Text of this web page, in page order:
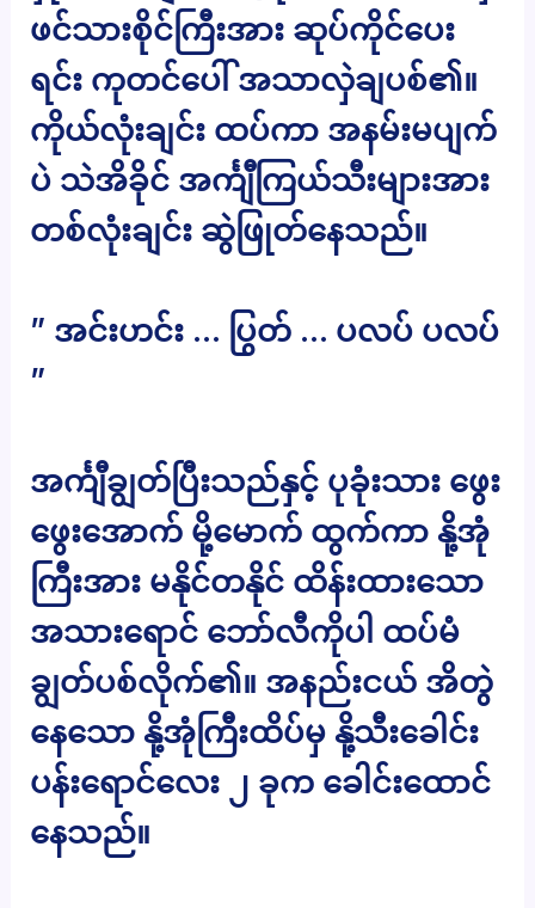
ဖင်သားစိုင်ကြီးအား ဆုပ်ကိုင်ပေး
ရင်း ကုတင်ပေါ် အသာလှဲချပစ်၏။
ကိုယ်လုံးချင်း ထပ်ကာ အနမ်းမပျက်
ပဲ သဲအိခိုင် အင်္ကျီကြယ်သီးများအား
တစ်လုံးချင်း ဆွဲဖြုတ်နေသည်။
” အင်းဟင်း … ပြွတ် … ပလပ် ပလပ်
”
အင်္ကျီချွတ်ပြီးသည်နှင့် ပုခုံးသား ဖွေး
ဖွေးအောက် မို့မောက် ထွက်ကာ နို့အုံ
ကြီးအား မနိုင်တနိုင် ထိန်းထားသော
အသားရောင် ဘော်လီကိုပါ ထပ်မံ
ချွတ်ပစ်လိုက်၏။ အနည်းငယ် အိတွဲ
နေသော နို့အုံကြီးထိပ်မှ နို့သီးခေါင်း
ပန်းရောင်လေး ၂ ခုက ခေါင်းထောင်
နေသည်။